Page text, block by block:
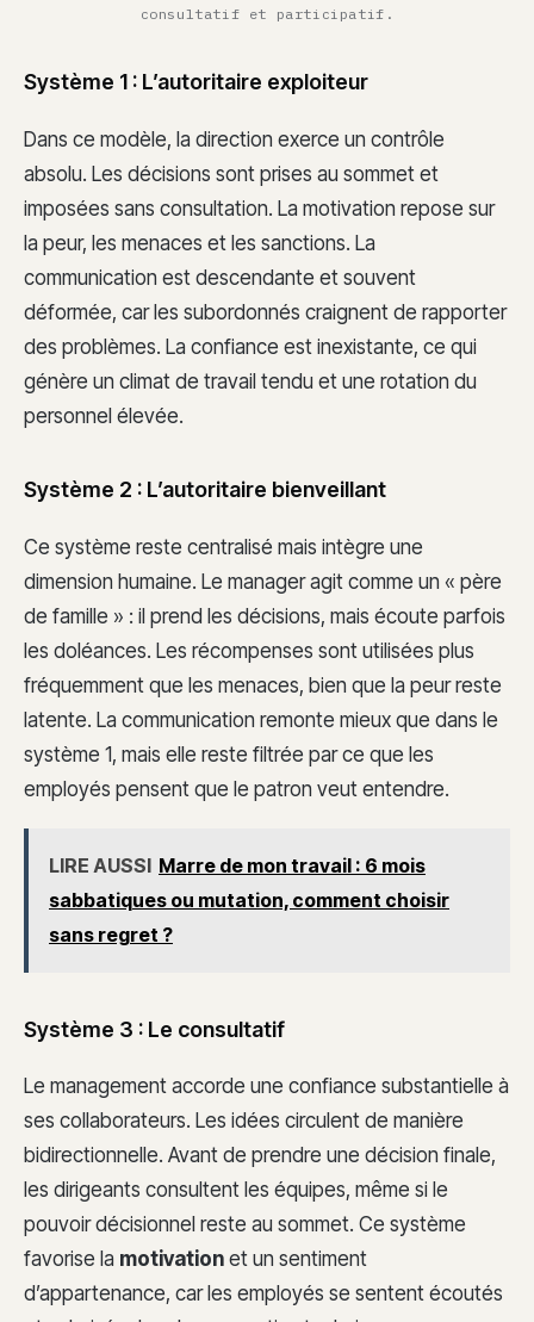
consultatif et participatif.
Système 1 : L’autoritaire exploiteur
Dans ce modèle, la direction exerce un contrôle
absolu. Les décisions sont prises au sommet et
imposées sans consultation. La motivation repose sur
la peur, les menaces et les sanctions. La
communication est descendante et souvent
déformée, car les subordonnés craignent de rapporter
des problèmes. La confiance est inexistante, ce qui
génère un climat de travail tendu et une rotation du
personnel élevée.
Système 2 : L’autoritaire bienveillant
Ce système reste centralisé mais intègre une
dimension humaine. Le manager agit comme un « père
de famille » : il prend les décisions, mais écoute parfois
les doléances. Les récompenses sont utilisées plus
fréquemment que les menaces, bien que la peur reste
latente. La communication remonte mieux que dans le
système 1, mais elle reste filtrée par ce que les
employés pensent que le patron veut entendre.
LIRE AUSSI Marre de mon travail : 6 mois
sabbatiques ou mutation, comment choisir
sans regret ?
Système 3 : Le consultatif
Le management accorde une confiance substantielle à
ses collaborateurs. Les idées circulent de manière
bidirectionnelle. Avant de prendre une décision finale,
les dirigeants consultent les équipes, même si le
pouvoir décisionnel reste au sommet. Ce système
favorise la motivation et un sentiment
d’appartenance, car les employés se sentent écoutés